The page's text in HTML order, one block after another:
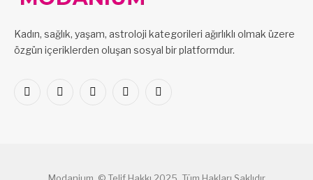
Kadın, sağlık, yaşam, astroloji kategorileri ağırlıklı olmak üzere
özgün içeriklerden oluşan sosyal bir platformdur.
Facebook
X
PinterestLinkedInVKontakte